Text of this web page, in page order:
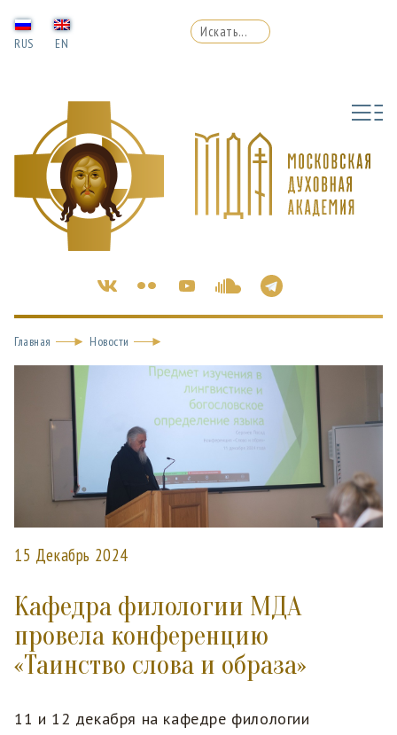
RUS EN
Главная Новости
15 Декабрь 2024
Кафедра филологии МДА
провела конференцию
«Таинство слова и образа»
11 и 12 декабря на кафедре филологии